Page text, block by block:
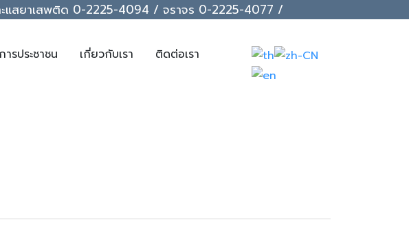
ะแสยาเสพติด 0-2225-4094 / จราจร 0-2225-4077 /
ารประชาชน เกี่ยวกับเรา
ติดต่อเรา